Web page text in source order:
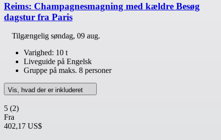
Reims: Champagnesmagning med kældre Besøg
dagstur fra Paris
Tilgængelig søndag, 09 aug.
Varighed: 10 t
Liveguide på Engelsk
Gruppe på maks. 8 personer
Vis, hvad der er inkluderet
5 (2)
Fra
402,17 US$